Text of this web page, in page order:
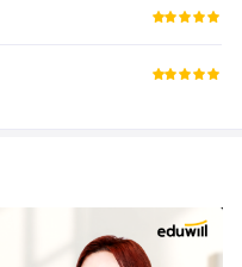
셀린쌤 설명이 귀에 쏙쏙 박혀요! 토익 금방 끝낼 수 있을 것 같아요 ㅠㅠ